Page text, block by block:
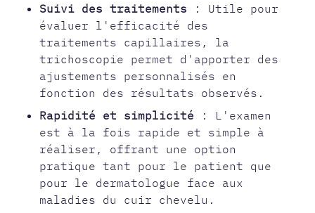
Suivi des traitements : Utile pour
évaluer l'efficacité des
traitements capillaires, la
trichoscopie permet d'apporter des
ajustements personnalisés en
fonction des résultats observés.
Rapidité et simplicité : L'examen
est à la fois rapide et simple à
réaliser, offrant une option
pratique tant pour le patient que
pour le dermatologue face aux
maladies du cuir chevelu.